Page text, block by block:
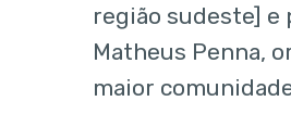
região sudeste] e
Matheus Penna,
maior